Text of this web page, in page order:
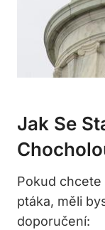
Jak Se
Pokud
ptáka, měli
doporučení: